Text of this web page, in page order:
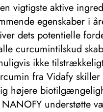
vigtigste aktive
egenskaber i
dets potentielle
curcumintilskud
ikke
fra Vidafy
højere
understøtte